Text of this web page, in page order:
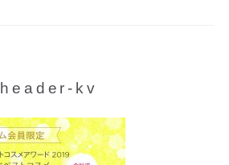
header-kv